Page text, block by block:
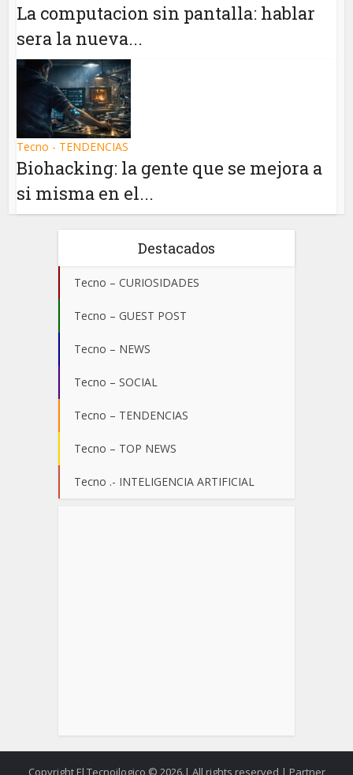
La computacion sin pantalla: hablar
sera la nueva...
Tecno - TENDENCIAS
Biohacking: la gente que se mejora a
si misma en el...
Destacados
Tecno – CURIOSIDADES
Tecno – GUEST POST
Tecno – NEWS
Tecno – SOCIAL
Tecno – TENDENCIAS
Tecno – TOP NEWS
Tecno .- INTELIGENCIA ARTIFICIAL
Copyright El Tecnoilogico © 2026.| All rights reserved | Partner